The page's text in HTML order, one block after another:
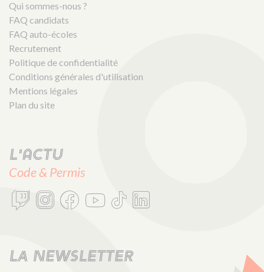
Qui sommes-nous ?
FAQ candidats
FAQ auto-écoles
Recrutement
Politique de confidentialité
Conditions générales d'utilisation
Mentions légales
Plan du site
L'actu
Code & Permis
LA NEWSLETTER